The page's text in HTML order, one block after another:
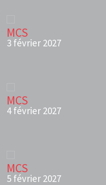
MCS
3 février 2027
MCS
4 février 2027
MCS
5 février 2027